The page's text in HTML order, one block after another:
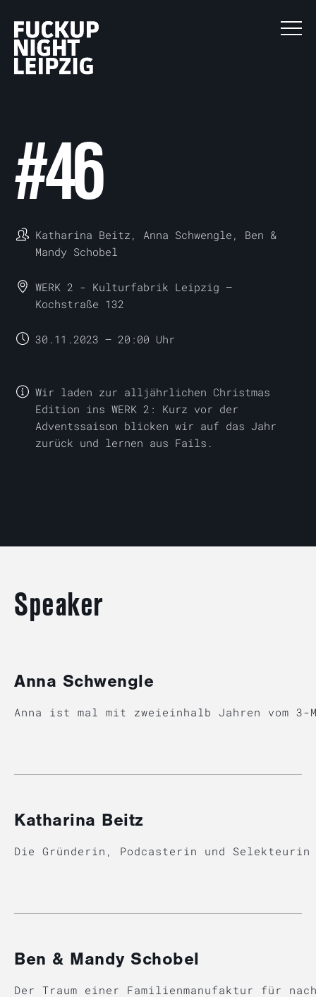
#46
Katharina Beitz, Anna Schwengle, Ben &
Mandy Schobel
WERK 2 - Kulturfabrik Leipzig —
Kochstraße 132
30 . 11 . 2023 — 20:00 Uhr
Wir laden zur alljährlichen Christmas
Edition ins WERK 2: Kurz vor der
Adventssaison blicken wir auf das Jahr
zurück und lernen aus Fails.
Speaker
Anna Schwengle
Anna ist mal mit zweieinhalb Jahren vom
Katharina Beitz
Die Gründerin, Podcasterin und
Ben & Mandy Schobel
Der Traum einer Familienmanufaktur für